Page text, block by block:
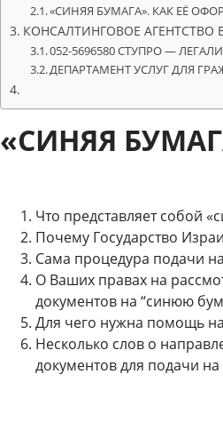
«СИНЯЯ БУМАГА». КАК ЕЁ
КОНСАЛТИНГОВОЕ АГЕНТСТВО В
052-5696580 СТУПРО —
ДЕПАРТАМЕНТ УСЛУГ ДЛЯ
«СИНЯЯ
Что представляет собой
Почему Государство
Сама процедура подачи
О Ваших правах на
документов на “синюю
Для чего нужна помощь
Несколько слов о
документов для подачи